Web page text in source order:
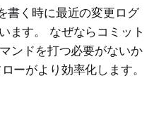
書く時に最近の変更ログ
ます。 なぜならコミット
ンドを打つ必要がないか
ーがより効率化します。